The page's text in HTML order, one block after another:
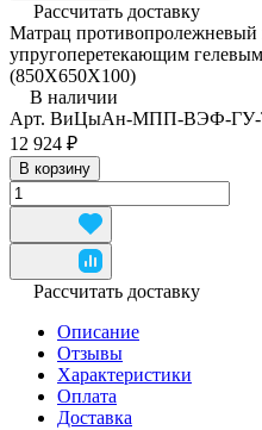
Рассчитать доставку
Матрац противопролежневый
упругоперетекающим
(850Х650Х100)
В наличии
Арт. ВиЦыАн-МПП-ВЭФ-ГУ-
12 924 ₽
В корзину
Рассчитать доставку
Описание
Отзывы
Характеристики
Оплата
Доставка